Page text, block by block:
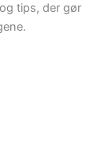
tips, der gør